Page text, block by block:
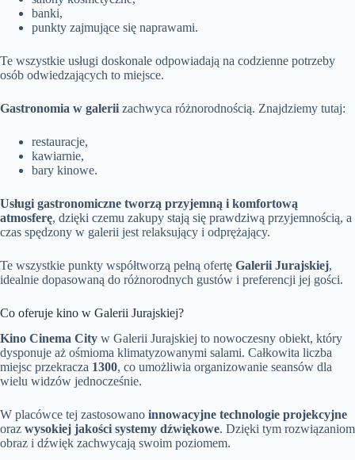
banki,
punkty zajmujące się naprawami.
Te wszystkie usługi doskonale odpowiadają na codzienne potrzeby
osób odwiedzających to miejsce.
Gastronomia w galerii zachwyca różnorodnością. Znajdziemy tutaj:
restauracje,
kawiarnie,
bary kinowe.
Usługi gastronomiczne tworzą przyjemną i komfortową
atmosferę, dzięki czemu zakupy stają się prawdziwą przyjemnością, a
czas spędzony w galerii jest relaksujący i odprężający.
Te wszystkie punkty współtworzą pełną ofertę Galerii Jurajskiej,
idealnie dopasowaną do różnorodnych gustów i preferencji jej gości.
Co oferuje kino w Galerii Jurajskiej?
Kino Cinema City w Galerii Jurajskiej to nowoczesny obiekt, który
dysponuje aż ośmioma klimatyzowanymi salami. Całkowita liczba
miejsc przekracza 1300, co umożliwia organizowanie seansów dla
wielu widzów jednocześnie.
W placówce tej zastosowano innowacyjne technologie projekcyjne
oraz wysokiej jakości systemy dźwiękowe. Dzięki tym rozwiązaniom
obraz i dźwięk zachwycają swoim poziomem.